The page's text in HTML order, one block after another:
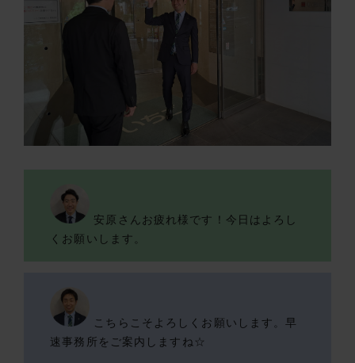
安原さんお疲れ様です！今日はよろし
くお願いします。
こちらこそよろしくお願いします。早
速事務所をご案内しますね☆